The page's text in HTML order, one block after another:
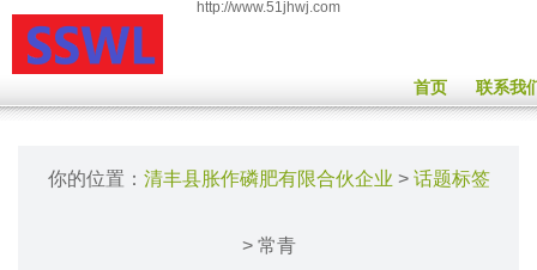
http://www.51jhwj.com
首页 联系我
你的位置： 清丰县胀作磷肥有限合伙企业 > 话题标签
> 常青